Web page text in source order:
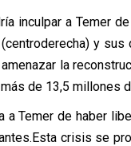
inculpar a Temer
y sus
la
de 13,5 millones
a Temer de haber
crisis se